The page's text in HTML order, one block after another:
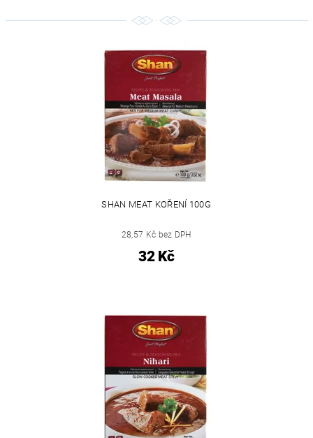
SHAN MEAT KOŘENÍ 100G
28,57 Kč bez DPH
32 Kč